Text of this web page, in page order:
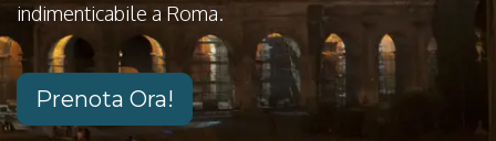
indimenticabile a Roma.
Prenota Ora!